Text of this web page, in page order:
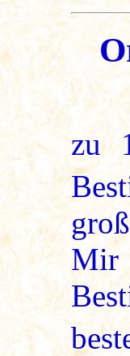
zu
Mir